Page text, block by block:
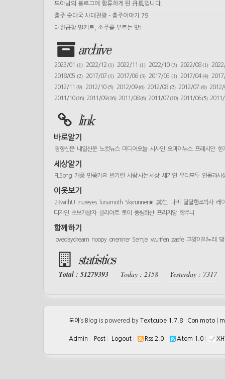
도아님의 블로그에 합류하게 된 丹風입니다.
충주 순대국 사대천왕 - 충주이야기 79
대한곱창 밀키트, 소주를 부르는 맛!
archive
2023/01 (1) 2022/12(1) 2022/11(1) 2022/10 (3) 2022/08(1)
2018/05 (2) 2017/07(1) 2017/06(3) 2017/05 (1) 2017/04(4)
2012/11(9) 2012/10(5) 2012/09(6) 2012/08 (2) 2012/07 (6)
2011/10(16) 2011/09(16) 2011/08(6) 2011/07(10) 2011/06(5)
link
바로알기
경향신문 내일신문 노컷뉴스 미디어오늘 시사인 오마이뉴스 프레시안 한
세상알기
PLSong 개종 민중가요 반기련 사람 사는 세상 세기연 우리모두 인물과사
이웃보기
2BwithU inureyes lunamoth Skyrunner★ 其仁 나비 달달한조박사 레
디자인 초보개발자 클리아르 토이 풍림화산 프리지앙 학주니
함께하기
lovedaydream noopy oneniner Semjei wurifen zasfe 고양이의노래
statistics
Total : 51279393 Today : 2158 Yesterday : 7317
도아’s Blog is powered by Textcube 1.7.8 : Con moto
Admin Post Logout Rss 2.0 Atom 1.0